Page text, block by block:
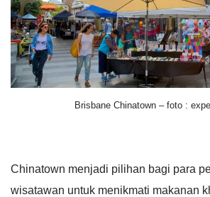
Brisbane Chinatown – foto :
Chinatown menjadi pilihan bagi para
wisatawan untuk menikmati makanan